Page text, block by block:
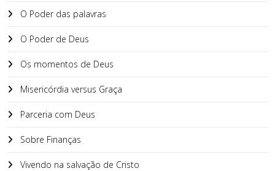
O Poder das palavras
O Poder de Deus
Os momentos de Deus
Misericórdia versus Graça
Parceria com Deus
Sobre Finanças
Vivendo na salvação de Cristo